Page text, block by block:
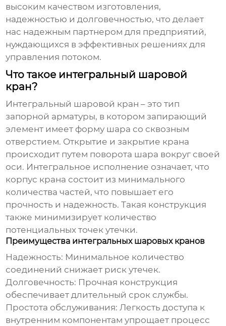
высоким качеством изготовления,
надежностью и долговечностью, что делает
нас надежным партнером для предприятий,
нуждающихся в эффективных решениях для
управления потоком.
Что такое интегральный шаровой
кран?
Интегральный шаровой кран – это тип
запорной арматуры, в котором запирающий
элемент имеет форму шара со сквозным
отверстием. Открытие и закрытие крана
происходит путем поворота шара вокруг своей
оси. Интегральное исполнение означает, что
корпус крана состоит из минимального
количества частей, что повышает его
прочность и надежность. Такая конструкция
также минимизирует количество
потенциальных точек утечки.
Преимущества интегральных шаровых кранов
Надежность: Минимальное количество
соединений снижает риск утечек.
Долговечность: Прочная конструкция
обеспечивает длительный срок службы.
Простота обслуживания: Легкость доступа к
внутренним компонентам упрощает процесс